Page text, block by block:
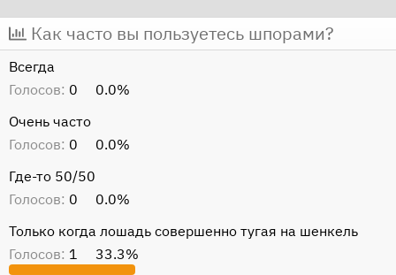
т
о
р
т
ы
а
а
л
а
Как часто вы пользуетесь шпорами?
Всегда
Голосов: 0
0.0%
Очень часто
Голосов: 0
0.0%
Где-то 50/50
Голосов: 0
0.0%
Только когда лошадь совершенно тугая на шенкель
Голосов: 1 33.3%